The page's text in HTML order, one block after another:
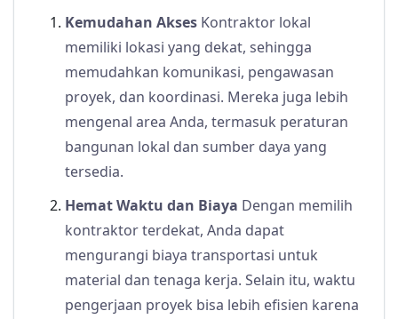
Kemudahan Akses Kontraktor lokal
memiliki lokasi yang dekat, sehingga
memudahkan komunikasi, pengawasan
proyek, dan koordinasi. Mereka juga lebih
mengenal area Anda, termasuk peraturan
bangunan lokal dan sumber daya yang
tersedia.
Hemat Waktu dan Biaya Dengan memilih
kontraktor terdekat, Anda dapat
mengurangi biaya transportasi untuk
material dan tenaga kerja. Selain itu, waktu
pengerjaan proyek bisa lebih efisien karena